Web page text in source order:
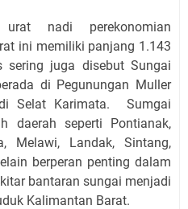
nadi perekonomian
ini memiliki panjang 1.143
sering juga disebut Sungai
di Pegunungan Muller
Selat Karimata. Sumgai
daerah seperti Pontianak,
Melawi, Landak, Sintang,
berperan penting dalam
bantaran sungai menjadi
Kalimantan Barat.